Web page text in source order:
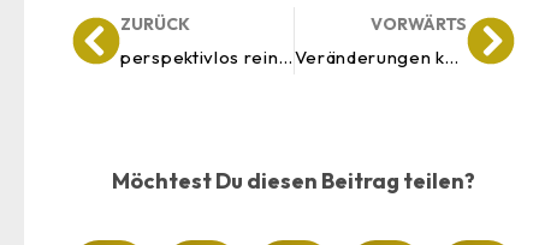
ZURÜCK
perspektivlos rein – kraftvoll raus
VORWÄRTS
Veränderungen katapultieren Dich weiter – wenn Du willst
Möchtest Du diesen Beitrag teilen?